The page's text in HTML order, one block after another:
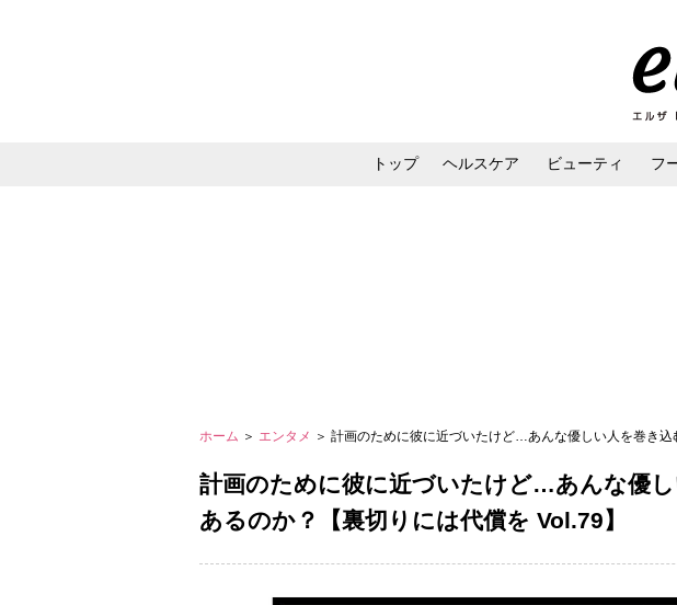
トップ ヘルスケア ビューティ フ
ホーム ＞ エンタメ ＞ 計画のために彼に近づいたけど…あんな優しい人を巻き込
計画のために彼に近づいたけど…あんな優
あるのか？【裏切りには代償を Vol.79】